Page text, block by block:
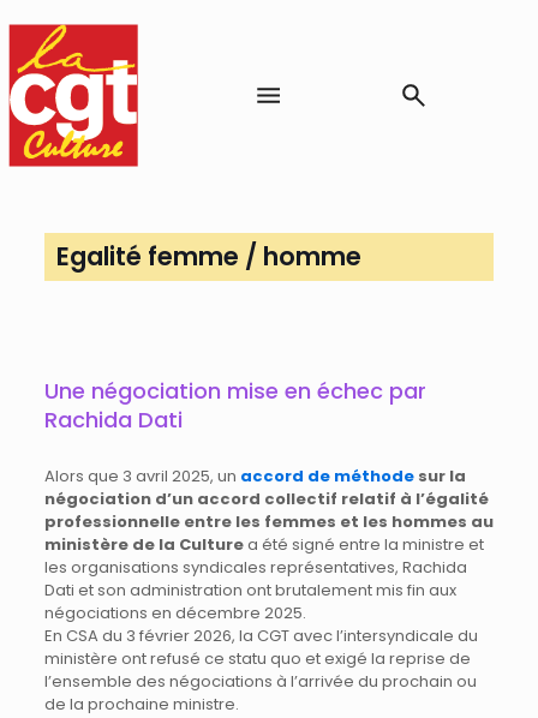
Egalité femme / homme
Une négociation mise en échec par
Rachida Dati
Alors que 3 avril 2025, un accord de méthodesur la
négociation d’un accord collectif relatif à l’égalité
professionnelle entre les femmes et les hommes au
ministère de la Culturea été signé entre la ministre et
les organisations syndicales représentatives, Rachida
Dati et son administration ont brutalement mis fin aux
négociations en décembre 2025.
En CSA du 3 février 2026, la CGT avec l’intersyndicale du
ministère ont refusé ce statu quo et exigé la reprise de
l’ensemble des négociations à l’arrivée du prochain ou
de la prochaine ministre.